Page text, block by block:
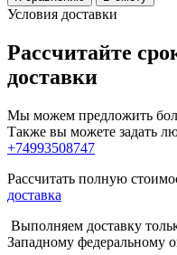
Условия доставки
Рассчитайте
доставки
Мы можем предложить
Также вы можете задать
+74993508747
Рассчитать полную
доставка
Выполняем доставку
Западному федеральному